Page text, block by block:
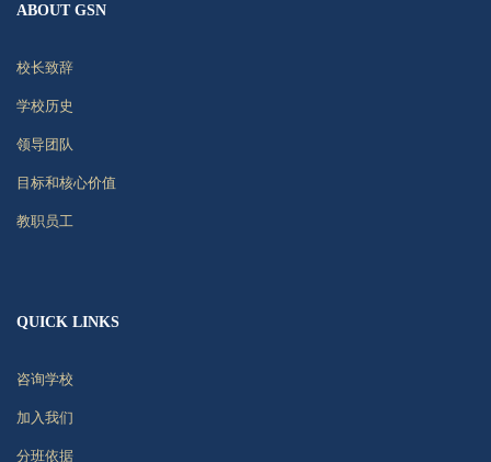
ABOUT GSN
校长致辞
学校历史
领导团队
目标和核心价值
教职员工
QUICK LINKS
咨询学校
加入我们
分班依据